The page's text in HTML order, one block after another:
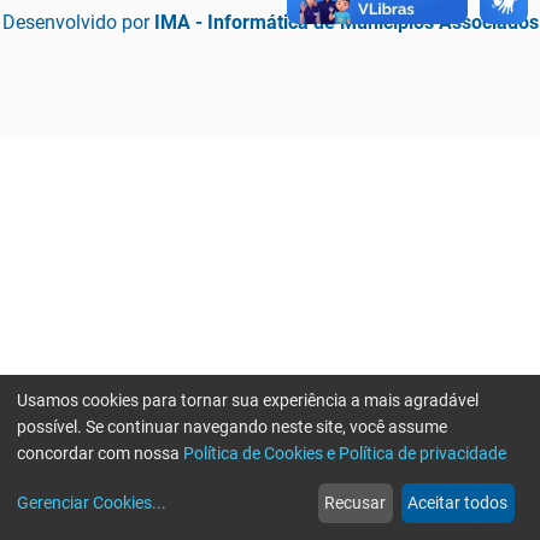
Desenvolvido por IMA - Informática de Municípios Associados
web
Notícias
more_horiz
Mais
Usamos cookies para tornar sua experiência a mais agradável
possível. Se continuar navegando neste site, você assume
concordar com nossa Política de Cookies e Política de privacidade
Gerenciar Cookies... Recusar Aceitar todos
Erro ao enviar informações, por favor tente novamente